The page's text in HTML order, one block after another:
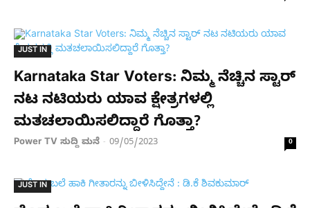
JUST IN
Karnataka Star Voters: ನಿಮ್ಮ ನೆಚ್ಚಿನ ಸ್ಟಾರ್
ನಟ ನಟಿಯರು ಯಾವ ಕ್ಷೇತ್ರಗಳಲ್ಲಿ
ಮತಚಲಾಯಿಸಲಿದ್ದಾರೆ ಗೊತ್ತಾ?
Power TV ಸುದ್ದಿ ಮನೆ - 09/05/2023 0
JUST IN